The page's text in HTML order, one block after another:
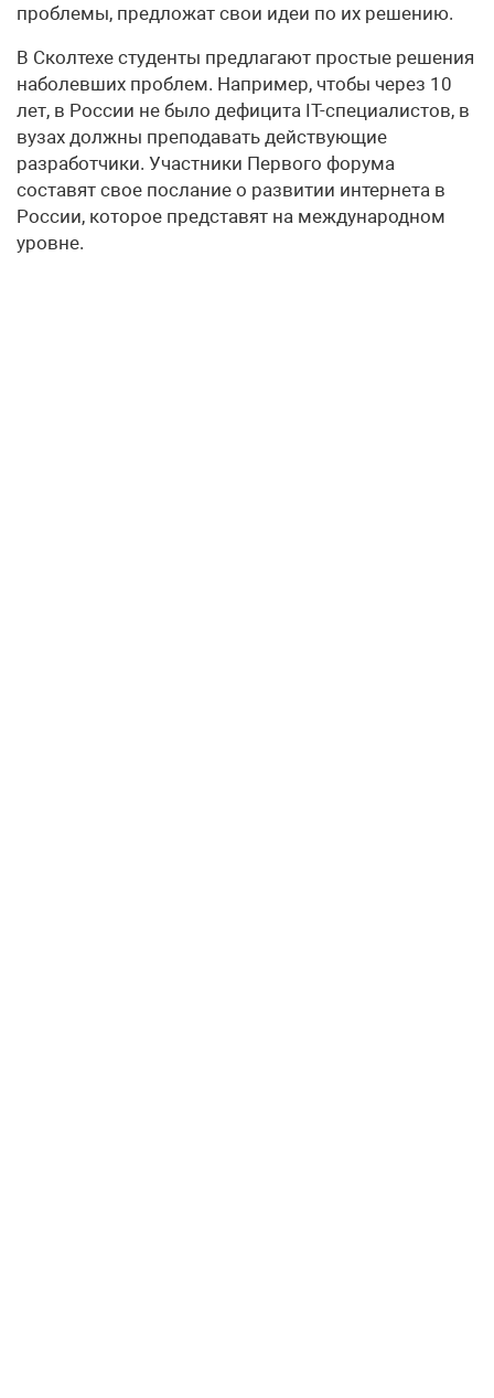
проблемы, предложат свои идеи по их решению.
В Сколтехе студенты предлагают простые решения
наболевших проблем. Например, чтобы через 10
лет, в России не было дефицита IT-специалистов, в
вузах должны преподавать действующие
разработчики. Участники Первого форума
составят свое послание о развитии интернета в
России, которое представят на международном
уровне.